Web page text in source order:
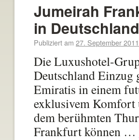
Jumeirah
in Deutschland
Publiziert am 27. September 2011
Die Luxushotel-
Deutschland Einzug
Emiratis in einem
exklusivem Komfort
dem berühmten
Frankfurt können …